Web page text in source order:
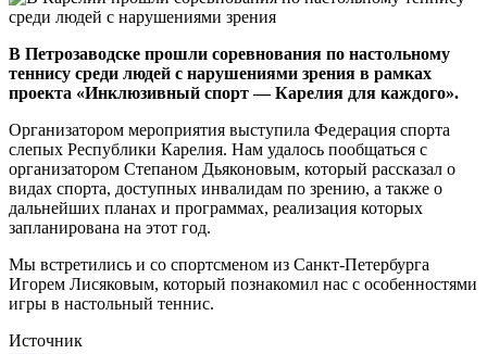
В Петрозаводске прошли соревнования по настольному
теннису среди людей с нарушениями зрения в рамках
проекта «Инклюзивный спорт — Карелия для каждого».
Организатором мероприятия выступила Федерация спорта
слепых Республики Карелия. Нам удалось пообщаться с
организатором Степаном Дьяконовым, который рассказал о
видах спорта, доступных инвалидам по зрению, а также о
дальнейших планах и программах, реализация которых
запланирована на этот год.
Мы встретились и со спортсменом из Санкт-Петербурга
Игорем Лисяковым, который познакомил нас с особенностями
игры в настольный теннис.
Источник